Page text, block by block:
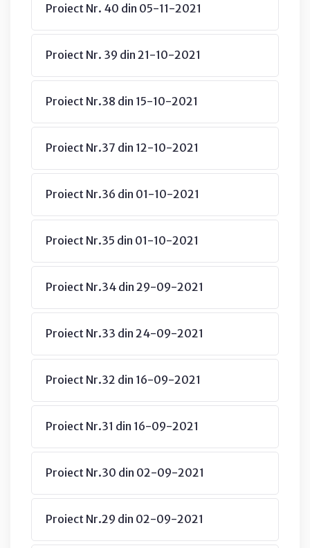
Proiect Nr. 40 din 05-11-2021
Proiect Nr. 39 din 21-10-2021
Proiect Nr.38 din 15-10-2021
Proiect Nr.37 din 12-10-2021
Proiect Nr.36 din 01-10-2021
Proiect Nr.35 din 01-10-2021
Proiect Nr.34 din 29-09-2021
Proiect Nr.33 din 24-09-2021
Proiect Nr.32 din 16-09-2021
Proiect Nr.31 din 16-09-2021
Proiect Nr.30 din 02-09-2021
Proiect Nr.29 din 02-09-2021